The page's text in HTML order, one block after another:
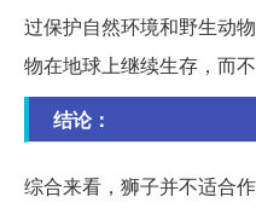
过保护自然环境和野生动
物在地球上继续生存，而
结论：
综合来看，狮子并不适合